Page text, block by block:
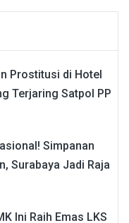
Prostitusi di Hotel
Terjaring Satpol PP
Simpanan
Surabaya Jadi Raja
Ini Raih Emas LKS